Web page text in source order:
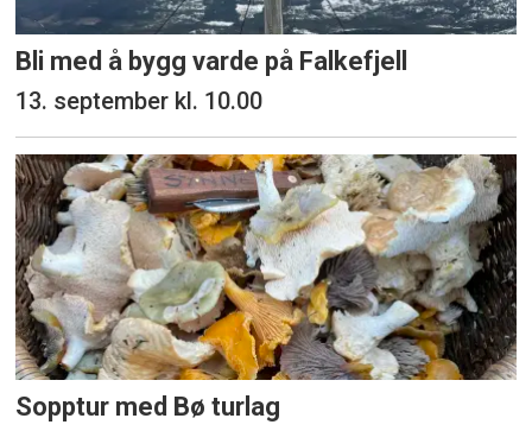
Bli med å bygg varde på Falkefjell
13. september kl. 10.00
Sopptur med Bø turlag